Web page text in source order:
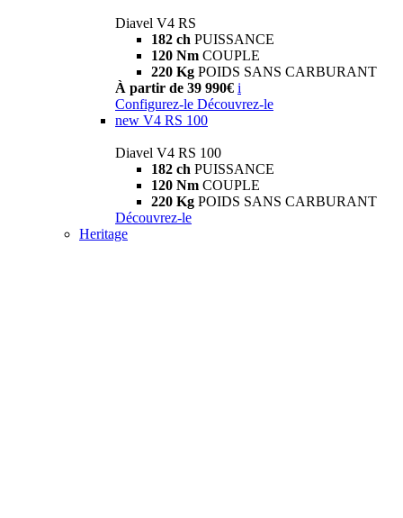
Diavel V4 RS
182 ch PUISSANCE
120 Nm COUPLE
220 Kg POIDS SANS CARBURANT
À partir de 39 990€ i
Configurez-le Découvrez-le
new V4 RS 100
Diavel V4 RS 100
182 ch PUISSANCE
120 Nm COUPLE
220 Kg POIDS SANS CARBURANT
Découvrez-le
Heritage